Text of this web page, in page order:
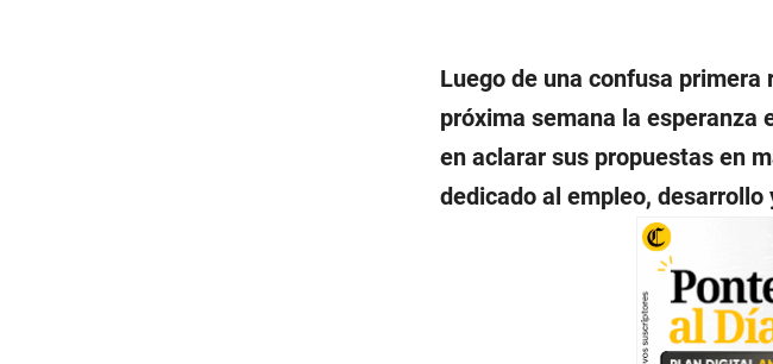
Luego de una confusa
próxima semana la esperanza
en aclarar sus propuestas en
dedicado al empleo,